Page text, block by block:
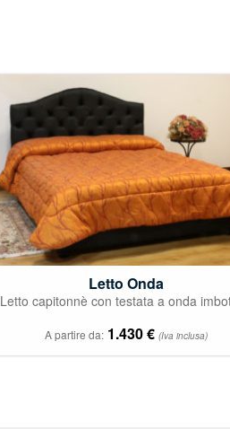
Letto Onda
Letto capitonnè con testata a onda
A partire da: 1.430€ (Iva inclusa)